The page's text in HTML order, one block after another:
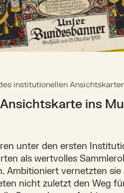
institutionellen
ins
unter den ersten
als wertvolles
Ambitioniert vernetzten sie
nicht zuletzt den Weg